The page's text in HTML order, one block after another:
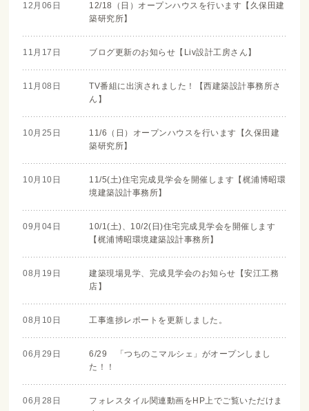
12月06日
12/18（日）オープンハウスを行います【久保田建
築研究所】
11月17日 ブログ更新のお知らせ【Liv設計工房さん】
11月08日
TV番組に出演されました！【西建築設計事務所さ
ん】
10月25日
11/6（日）オープンハウスを行います【久保田建
築研究所】
10月10日
11/5(土)住宅完成見学会を開催します【梶浦博昭環
境建築設計事務所】
09月04日
10/1(土)、10/2(日)住宅完成見学会を開催します
【梶浦博昭環境建築設計事務所】
08月19日
建築現場見学、完成見学会のお知らせ【安江工務
店】
08月10日 工事進捗レポートを更新しました。
06月29日
6/29 「つちのこマルシェ」がオープンしまし
た！！
06月28日
フォレスタイル関連動画をHP上でご覧いただけま